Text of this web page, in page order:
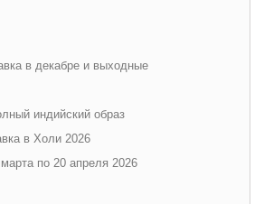
в декабре и выходные
индийский образ
в Холи 2026
по 20 апреля 2026